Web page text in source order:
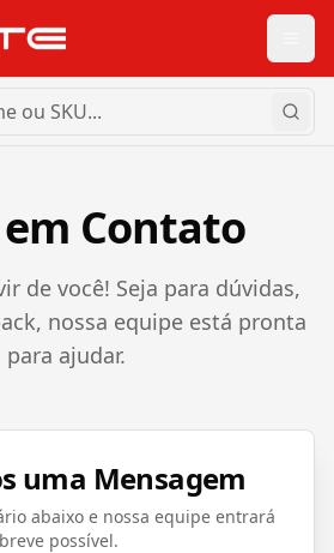
Contato
de você! Seja para dúvidas,
nossa equipe está pronta
para ajudar.
uma Mensagem
abaixo e nossa equipe entrará
possível.